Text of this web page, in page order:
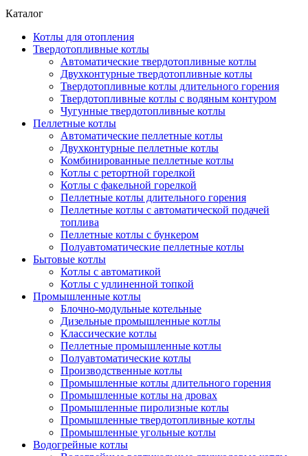
Каталог
Котлы для отопления
Твердотопливные котлы
Автоматические твердотопливные котлы
Двухконтурные твердотопливные котлы
Твердотопливные котлы длительного горения
Твердотопливные котлы с водяным контуром
Чугунные твердотопливные котлы
Пеллетные котлы
Автоматические пеллетные котлы
Двухконтурные пеллетные котлы
Комбинированные пеллетные котлы
Котлы с ретортной горелкой
Котлы с факельной горелкой
Пеллетные котлы длительного горения
Пеллетные котлы с автоматической подачей
топлива
Пеллетные котлы с бункером
Полуавтоматические пеллетные котлы
Бытовые котлы
Котлы с автоматикой
Котлы с удлиненной топкой
Промышленные котлы
Блочно-модульные котельные
Дизельные промышленные котлы
Классические котлы
Пеллетные промышленные котлы
Полуавтоматические котлы
Производственные котлы
Промышленные котлы длительного горения
Промышленные котлы на дровах
Промышленные пиролизные котлы
Промышленные твердотопливные котлы
Промышленные угольные котлы
Водогрейные котлы